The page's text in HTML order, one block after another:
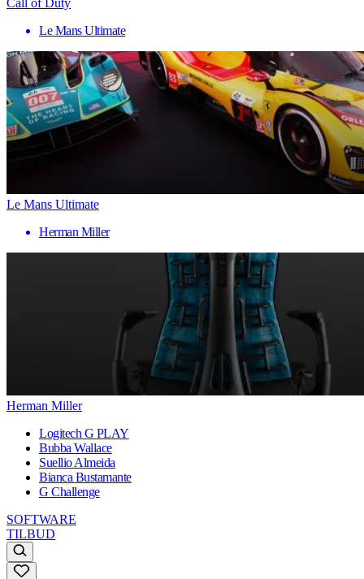
Call of Duty
Le Mans Ultimate
Le Mans Ultimate
Herman Miller
Herman Miller
Logitech G PLAY
Bubba Wallace
Suellio Almeida
Bianca Bustamante
G Challenge
SOFTWARE
TILBUD